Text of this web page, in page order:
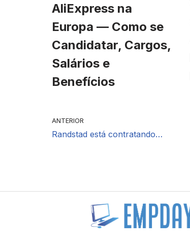
AliExpress na
Europa — Como se
Candidatar, Cargos,
Salários e
Benefícios
ANTERIOR
Randstad está contratando…